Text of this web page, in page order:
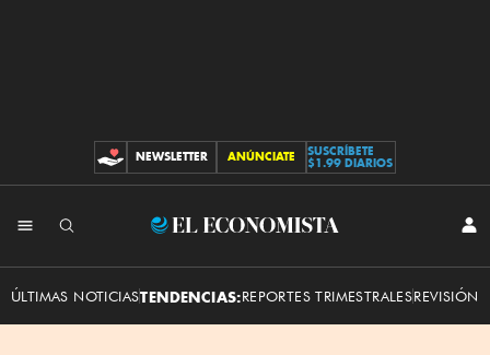
CONTRIBUCIONES
NEWSLETTER ANÚNCIATE
SUSCRÍBETE
$1.99 DIARIOS
El
ÚLTIMAS NOTICIASTENDENCIAS:REPORTES TRIMESTRALESREVISIÓN